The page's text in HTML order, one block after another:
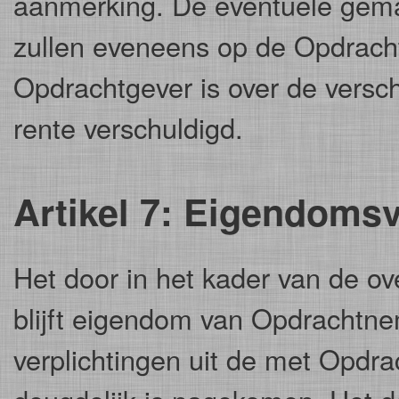
zullen eveneens op de
Opdrachtgever is over de
rente verschuldigd.
Artikel 7:
Het door in het kader van de
blijft eigendom van
verplichtingen uit de met